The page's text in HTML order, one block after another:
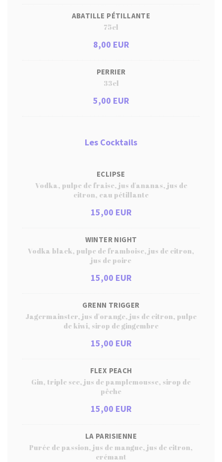
ABATILLE PÉTILLANTE
75cl
8,00 EUR
PERRIER
33cl
5,00 EUR
Les Cocktails
ECLIPSE
Vodka, pulpe de fraise, jus d'ananas, jus de
citron, eau pétillante
15,00 EUR
WINTER NIGHT
Vodka black, pulpe de framboise, jus de citron,
jus de poire
15,00 EUR
GRENN TRIGGER
Jagermainster, jus d'orange, jus de citron, pulpe
de kiwi, sirop de gingembre
15,00 EUR
FLEX PEACH
Gin, triple sec, jus de pamplemousse, sirop de
pêche
15,00 EUR
LA PARISIENNE
Purée de passion, jus de mangue, jus de citron,
crémant